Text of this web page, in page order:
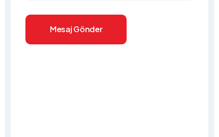
Mesaj Gönder